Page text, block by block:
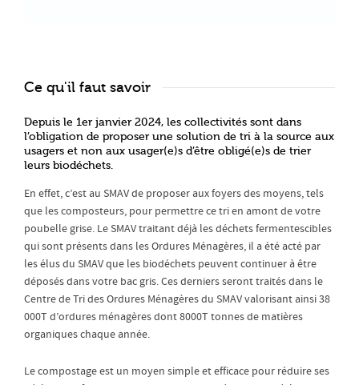
Ce qu'il faut savoir
Depuis le 1er janvier 2024, les collectivités sont dans
l’obligation de proposer une solution de tri à la source aux
usagers et non aux usager(e)s d’être obligé(e)s de trier
leurs biodéchets.
En effet, c’est au SMAV de proposer aux foyers des moyens, tels
que les composteurs, pour permettre ce tri en amont de votre
poubelle grise. Le SMAV traitant déjà les déchets fermentescibles
qui sont présents dans les Ordures Ménagères, il a été acté par
les élus du SMAV que les biodéchets peuvent continuer à être
déposés dans votre bac gris. Ces derniers seront traités dans le
Centre de Tri des Ordures Ménagères du SMAV valorisant ainsi 38
000T d’ordures ménagères dont 8000T tonnes de matières
organiques chaque année.
Le compostage est un moyen simple et efficace pour réduire ses